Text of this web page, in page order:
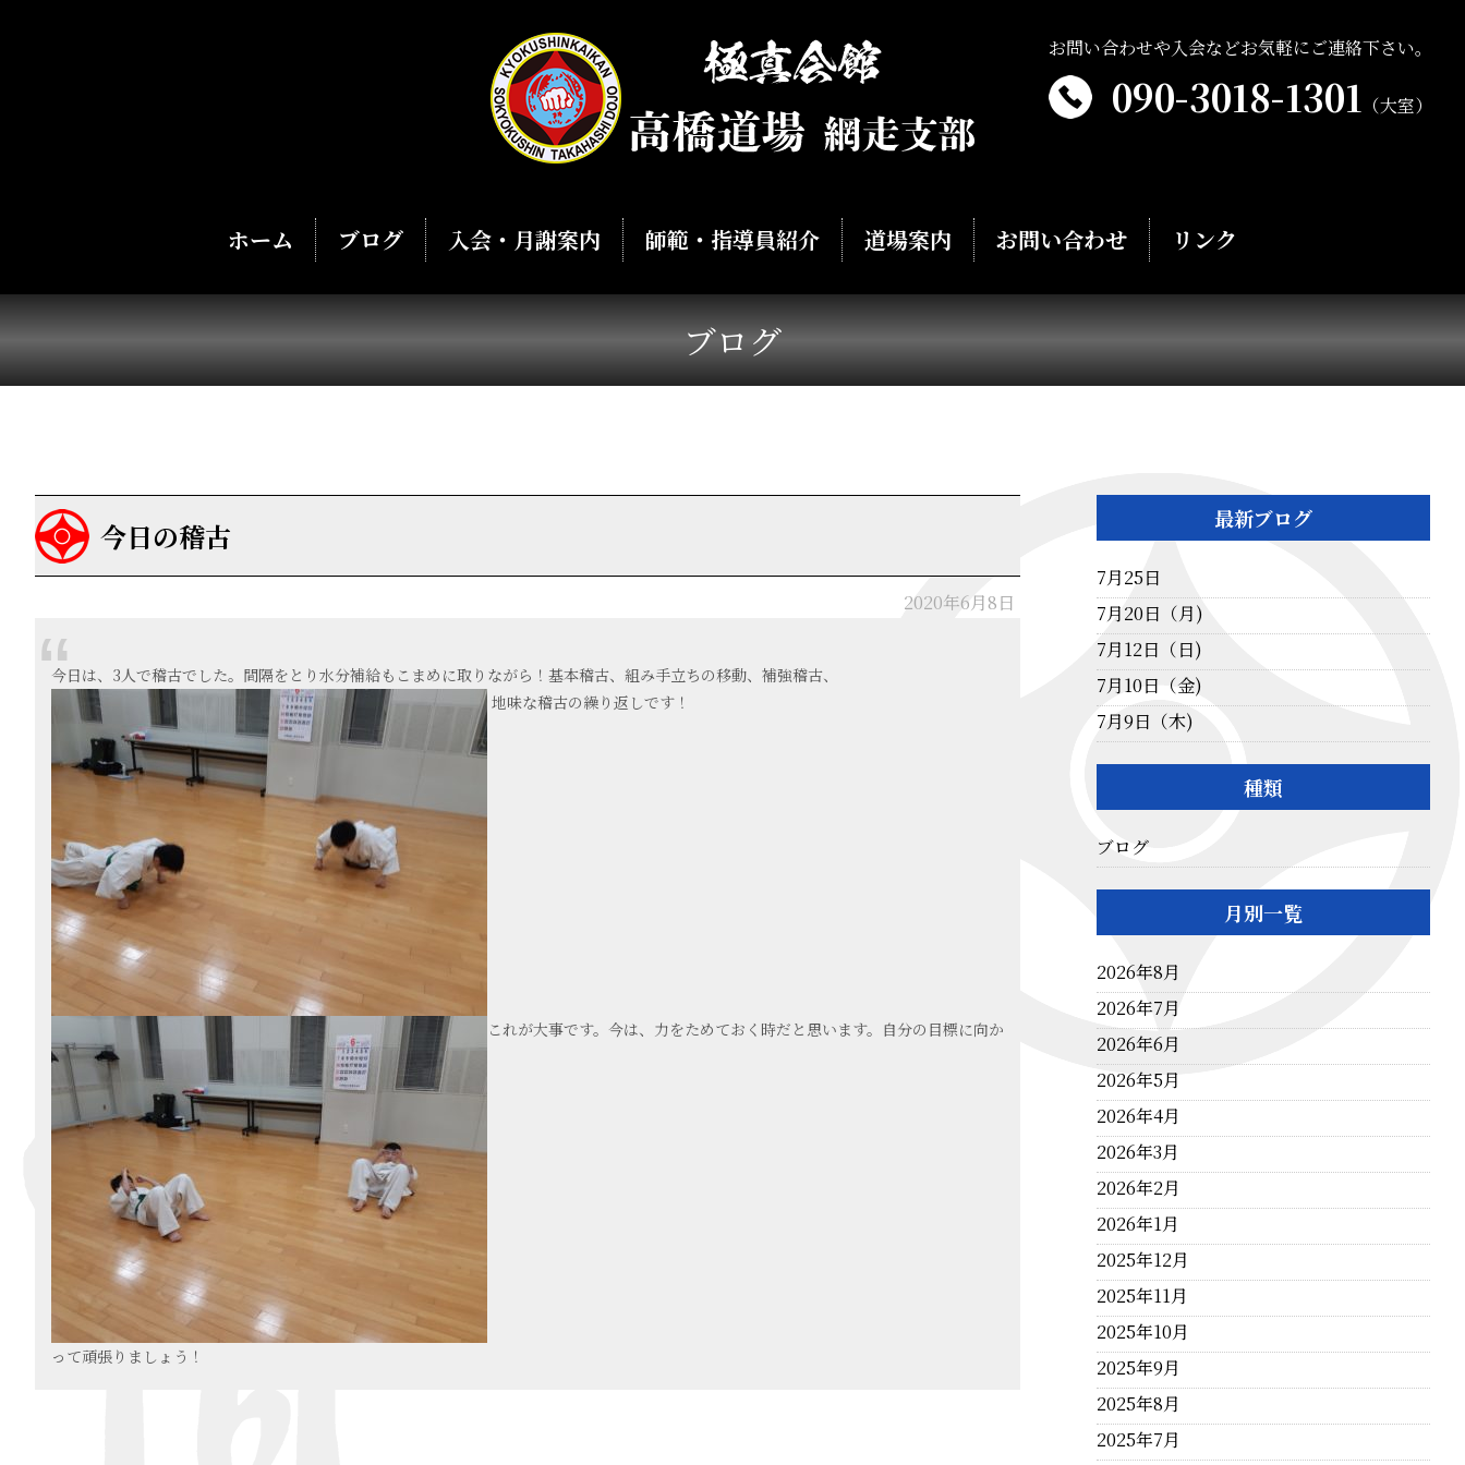
お問い合わせや入会などお気軽にご連絡下さい。
090-3018-1301 （大室）
ホーム ブログ 入会・月謝案内 師範・指導員紹介 道場案内 お問い合わせ リンク
ブログ
今日の稽古
2020年6月8日
今日は、3人で稽古でした。間隔をとり水分補給もこまめに取りながら！基本稽古、組み手立ちの移動、補強稽古、
地味な稽古の繰り返しです！
これが大事です。今は、力をためておく時だと思います。自分の目標に向か
って頑張りましょう！
最新ブログ
7月25日
7月20日（月)
7月12日（日)
7月10日（金)
7月9日（木)
種類
ブログ
月別一覧
2026年8月
2026年7月
2026年6月
2026年5月
2026年4月
2026年3月
2026年2月
2026年1月
2025年12月
2025年11月
2025年10月
2025年9月
2025年8月
2025年7月